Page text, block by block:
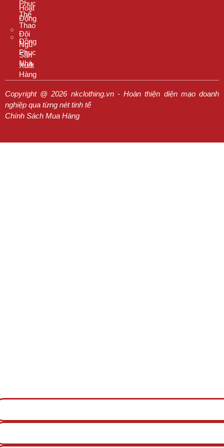
Hoạt
Động
Đội
Ngũ
Sản
Xuất
Phục
Thể
Thao
Đồng
Phục
Nhà
Hàng
Copyright @ 2026 nkclothing.vn - Hoàn thiện diện mạo doanh
nghiệp qua từng nét tinh tế
Chính Sách Mua Hàng